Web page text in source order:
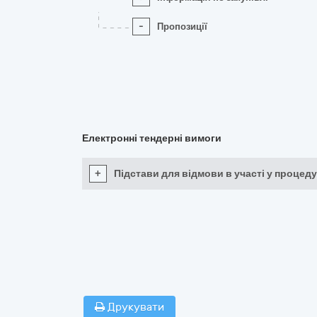
- Пропозиції
Електронні тендерні вимоги
+ Підстави для відмови в участі у
Друкувати